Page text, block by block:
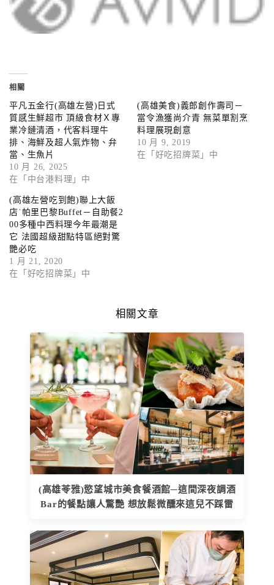
相關
平凡五金行(高雄左營)日式
質感生鮮超市 頂級食材Ｘ專
業冷鏈清酒，代客料理牛
排、海鮮及超人氣炸物、弁
當、生魚片
10 月 26, 2025
在「中台港料理」中
(高雄美食)義郎創作壽司－
當令漁獲尚介青 無菜單割烹
料理展現創意
10 月 9, 2019
在「好吃招牌菜」中
(高雄左營吃到飽)聯上大飯
店˙帕里巴黎Buffet－自助餐2
00多種中西料理今年最潮是
它 法國超級甜點特區絕對驚
艷必吃
1 月 21, 2020
在「好吃招牌菜」中
相關文章
(高雄苓雅)慾望城市美食餐酒館─這間深夜調酒
Bar的餐點讓人驚艷 想放鬆微醺來這兒不踩雷